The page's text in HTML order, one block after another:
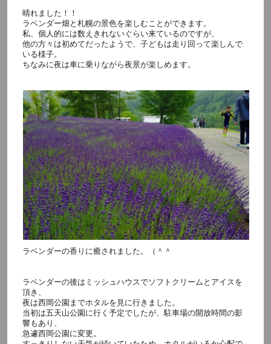
晴れました！！
ラベンダー畑と札幌の景色を楽しむことができます。
私、個人的には数えきれないぐらい来ているのですが、
他の方々は初めてだったようで、子どもは走り回って楽しんで
いる様子。
ちなみに夜は車に乗りながら夜景が楽しめます。
ラベンダーの香りに癒されました。（＾＾
ラベンダーの後はミッシュハウスでソフトクリームとアイスを
頂き、
夜は西岡公園までホタルを見に行きました。
当初は五天山公園に行く予定でしたが、駐車場の開放時間の影
響もあり、
急遽西岡公園に変更。